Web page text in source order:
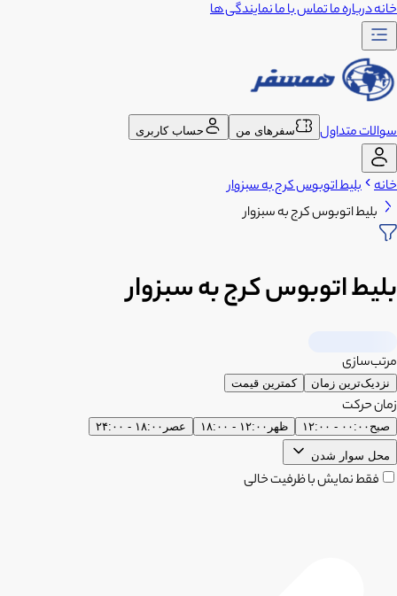
خانهدرباره ماتماس با مانمایندگی ها
سوالات متداول سفرهای من حساب کاربری
خانه بلیط اتوبوس کرج به سبزوار
بلیط اتوبوس کرج به سبزوار
بلیط اتوبوس کرج به سبزوار
مرتب‌سازی
نزدیک‌ترین زمان کمترین قیمت
زمان حرکت
صبح ۰۰:۰۰ - ۱۲:۰۰ ظهر ۱۲:۰۰ - ۱۸:۰۰ عصر ۱۸:۰۰ - ۲۴:۰۰
محل سوار شدن
فقط نمایش با ظرفیت خالی